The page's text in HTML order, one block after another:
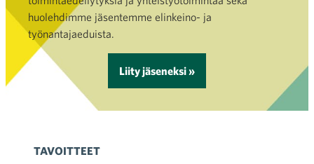
huolehdimme jäsentemme elinkeino- ja
työnantajaeduista.
Liity jäseneksi »
TAVOITTEET